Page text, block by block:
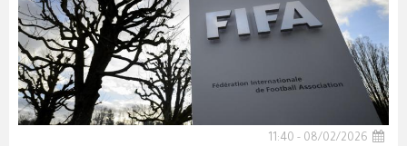
08/02/2026 - 11:40